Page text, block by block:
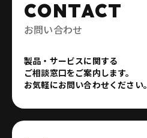
CONTACT
お問い合わせ
製品・サービスに関する
ご相談窓口をご案内します。
お気軽にお問い合わせください。